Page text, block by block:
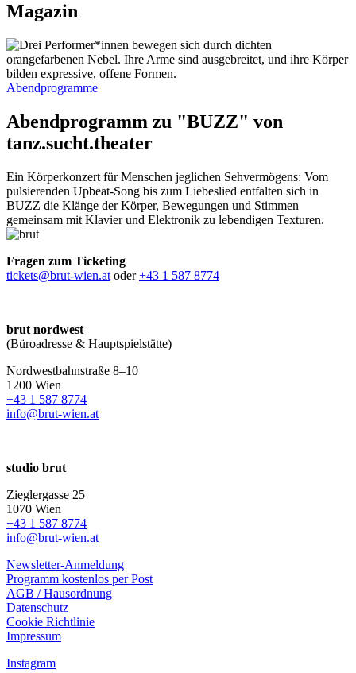
Magazin
Abendprogramme
Abendprogramm zu "BUZZ" von
tanz.sucht.theater
Ein Körperkonzert für Menschen jeglichen Sehvermögens: Vom
pulsierenden Upbeat-Song bis zum Liebeslied entfalten sich in
BUZZ die Klänge der Körper, Bewegungen und Stimmen
gemeinsam mit Klavier und Elektronik zu lebendigen Texturen.
Fragen zum Ticketing
tickets@brut-wien.at oder+43 1 587 8774
brut nordwest
(Büroadresse & Hauptspielstätte)
Nordwestbahnstraße 8–10
1200 Wien
+43 1 587 8774
info@brut-wien.at
studio brut
Zieglergasse 25
1070 Wien
+43 1 587 8774
info@brut-wien.at
Newsletter-Anmeldung
Programm kostenlos per Post
AGB / Hausordnung
Datenschutz
Cookie Richtlinie
Impressum
Instagram